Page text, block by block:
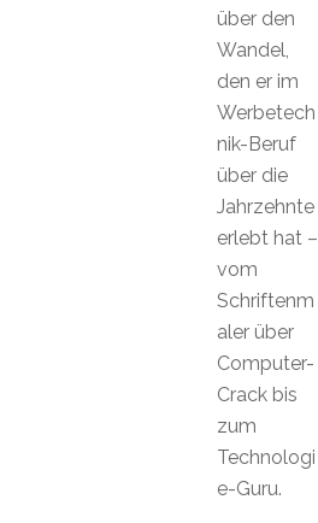
über den
Wandel,
den er im
Werbetech
nik-Beruf
über die
Jahrzehnte
erlebt hat –
vom
Schriftenm
aler über
Computer-
Crack bis
zum
Technologi
e-Guru.